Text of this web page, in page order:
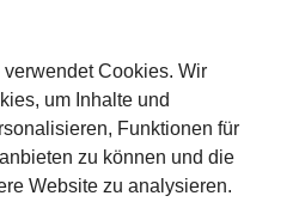
Cookies. Wir
um Inhalte und
Funktionen für
zu können und die
Website zu analysieren.